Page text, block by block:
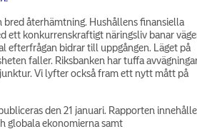
återhämtning. Hushållens finansiella
ett konkurrenskraftigt näringsliv banar
efterfrågan bidrar till uppgången. Läget på
faller. Riksbanken har tuffa
Vi lyfter också fram ett nytt mått på
den 21 januari. Rapporten
globala ekonomierna samt